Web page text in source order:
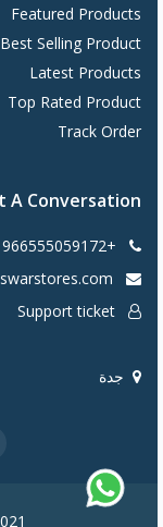
Featured Products
Best Selling Product
Latest Products
Top Rated Product
Track Order
A Conversation
+966555059172
جدة